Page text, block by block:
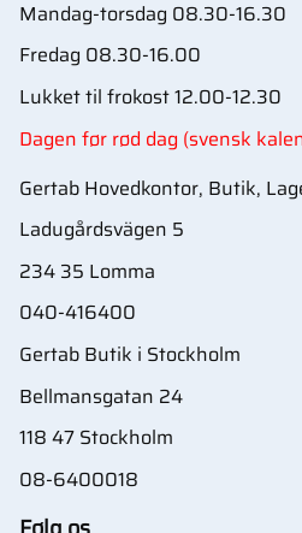
Mandag-torsdag 08.30-16.30
Fredag 08.30-16.00
Lukket til frokost 12.00-12.30
Dagen før rød dag (svensk
Gertab Hovedkontor, Butik,
Ladugårdsvägen 5
234 35 Lomma
040-416400
Gertab Butik i Stockholm
Bellmansgatan 24
118 47 Stockholm
08-6400018